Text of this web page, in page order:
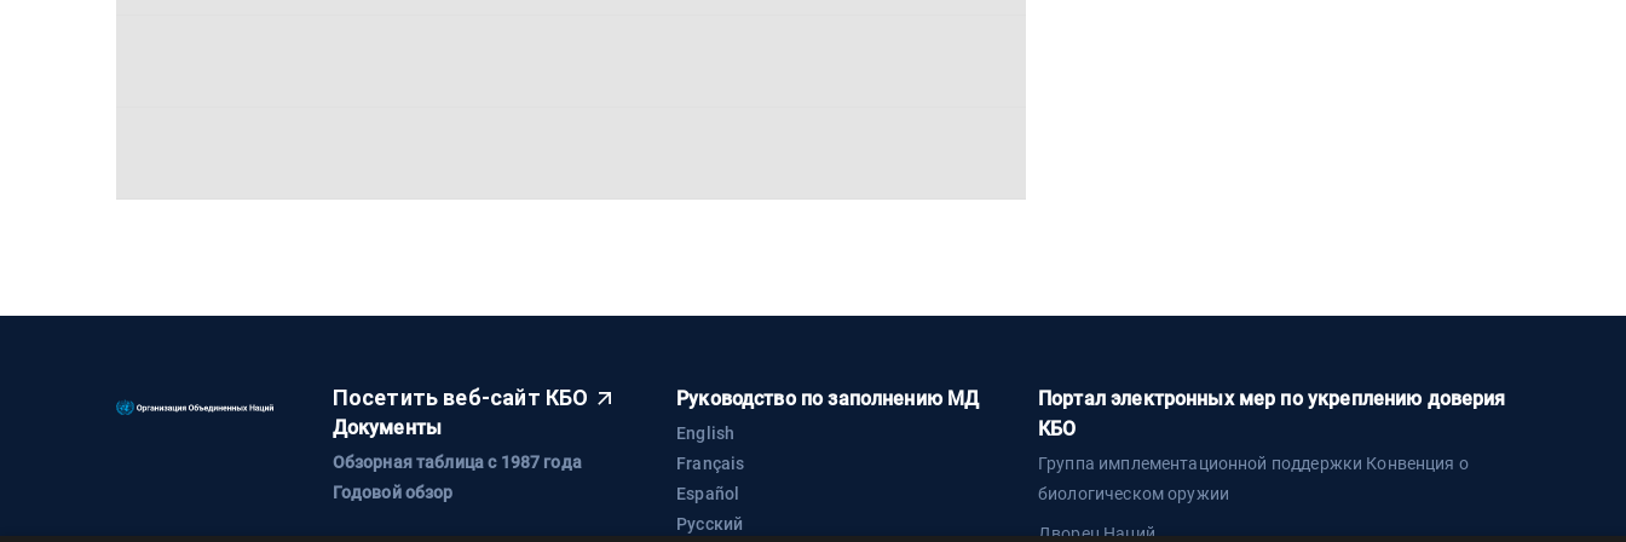
Посетить веб-сайт КБО
Документы
Обзорная таблица с 1987 года
Годовой обзор
Руководство по заполнению МД
English
Français
Español
Русский
Портал электронных мер по укреплению доверия
КБО
Группа имплементационной поддержки Конвенция о
биологическом оружии
Дворец Наций